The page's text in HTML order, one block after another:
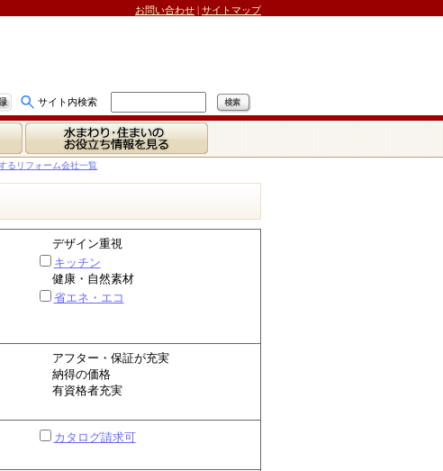
お問い合わせ | サイトマップ
サイト内検索
水まわり・住まいの
お役立ち情報を見る
るリフォーム会社一覧
デザイン重視
キッチン
健康・自然素材
省エネ・エコ
アフター・保証が充実
納得の価格
有資格者充実
カタログ請求可